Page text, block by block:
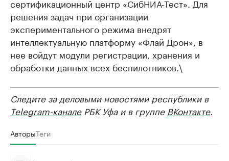
сертификационный центр «СибНИА-Тест». Для
решения задач при организации
экспериментального режима внедрят
интеллектуальную платформу «Флай Дрон», в
нее войдут модули регистрации, хранения и
обработки данных всех беспилотников.\
Следите за деловыми новостями республики в
Telegram-каналеРБК Уфа и в группе ВКонтакте.
АвторыТеги